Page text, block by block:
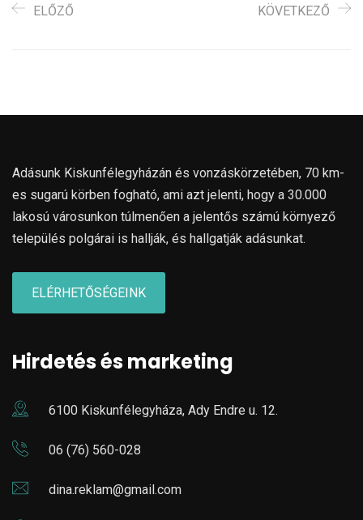
ELŐZŐ KÖVETKEZŐ
Adásunk Kiskunfélegyházán és vonzáskörzetében, 70 km-
es sugarú körben fogható, ami azt jelenti, hogy a 30.000
lakosú városunkon túlmenően a jelentős számú környező
település polgárai is hallják, és hallgatják adásunkat.
ELÉRHETŐSÉGEINK
Hirdetés és marketing
6100 Kiskunfélegyháza, Ady Endre u. 12.
06 (76) 560-028
dina.reklam@gmail.com